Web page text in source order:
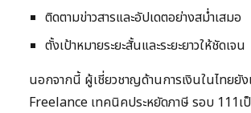
ติดตามข่าวสารและอัปเดตอย่างสม่ำเสมอ
ตั้งเป้าหมายระยะสั้นและระยะยาวให้ชัดเจน
นอกจากนี้ ผู้เชี่ยวชาญด้านการเงินในไทยยั
Freelance เทคนิคประหยัดภาษี รอบ 111เ